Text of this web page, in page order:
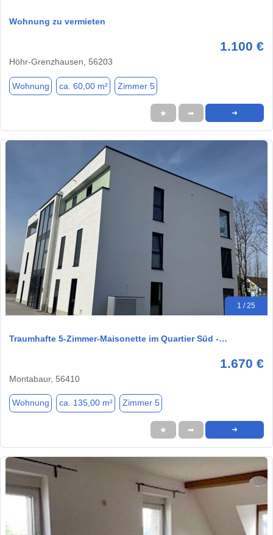
Wohnung zu vermieten
1.100 €
Höhr-Grenzhausen, 56203
Wohnung ca. 60,00 m² Zimmer 5
★ ➦ ➜
1 / 25
Traumhafte 5-Zimmer-Maisonette im Quartier Süd -…
1.670 €
Montabaur, 56410
Wohnung ca. 135,00 m² Zimmer 5
★ ➦ ➜